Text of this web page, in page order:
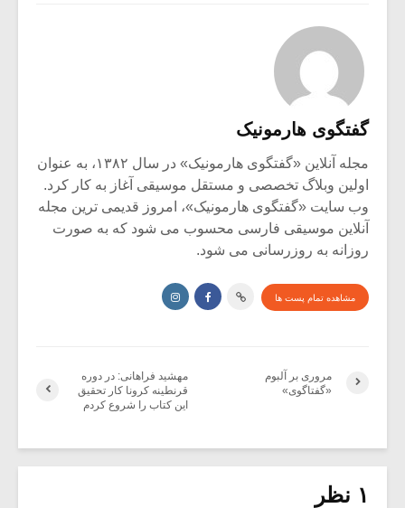
گفتگوی هارمونیک
مجله آنلاین «گفتگوی هارمونیک» در سال ۱۳۸۲، به عنوان
اولین وبلاگ تخصصی و مستقل موسیقی آغاز به کار کرد.
وب سایت «گفتگوی هارمونیک»، امروز قدیمی ترین مجله
آنلاین موسیقی فارسی محسوب می شود که به صورت
روزانه به روزرسانی می شود.
مشاهده تمام پست ها
مهشید فراهانی: در دوره
قرنطینه کرونا کار تحقیق
این کتاب را شروع کردم
مروری بر آلبوم
«گفتاگوی»
۱ نظر